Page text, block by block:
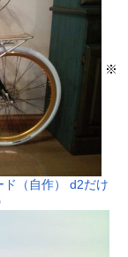
※
（自作）
d2だけ